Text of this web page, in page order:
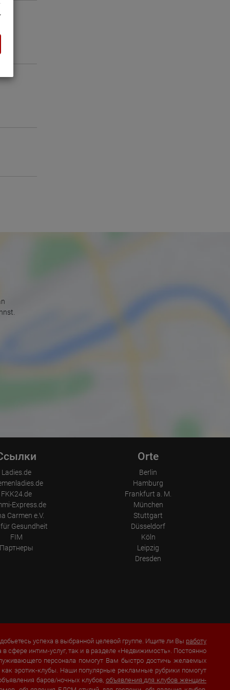
Ladies.de
FKK24.de
Express.de
Carmen e.V.
Gesundheit
FIM
Партнеры
Orte
Berlin
Hamburg
Frankfurt a. M.
München
Stuttgart
Düsseldorf
Köln
Leipzig
Dresden
успеха в выбранной целевой группе. Ищите ли Вы работу
сфере интим-услуг, так и в разделе «Недвижимость». Постоянно
персонала помогут Вам быстро достичь желаемых
эротик-клубы. Наши популярные рекламные рубрики помогут
баров/ночных клубов, объявления для клубов женщин-